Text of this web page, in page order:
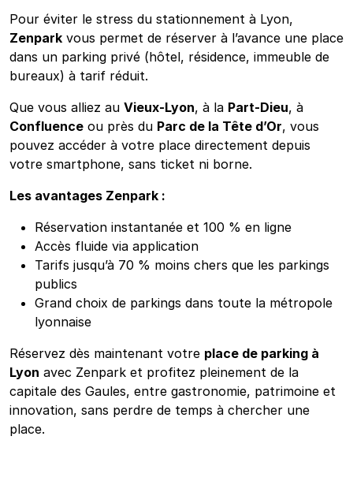
Pour éviter le stress du stationnement à Lyon,
Zenpark vous permet de réserver à l’avance une place
dans un parking privé (hôtel, résidence, immeuble de
bureaux) à tarif réduit.
Que vous alliez au Vieux-Lyon, à la Part-Dieu, à
Confluence ou près du Parc de la Tête d’Or, vous
pouvez accéder à votre place directement depuis
votre smartphone, sans ticket ni borne.
Les avantages Zenpark :
Réservation instantanée et 100 % en ligne
Accès fluide via application
Tarifs jusqu’à 70 % moins chers que les parkings
publics
Grand choix de parkings dans toute la métropole
lyonnaise
Réservez dès maintenant votre place de parking à
Lyon avec Zenpark et profitez pleinement de la
capitale des Gaules, entre gastronomie, patrimoine et
innovation, sans perdre de temps à chercher une
place.